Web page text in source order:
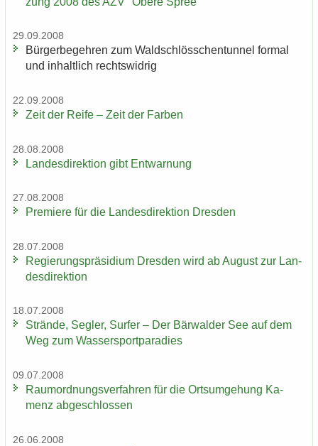
29.09.2008
Bür­ger­be­geh­ren zum Wald­schlöss­chen­tun­nel for­mal
und in­halt­lich rechts­wid­rig
22.09.2008
Zeit der Reife – Zeit der Far­ben
28.08.2008
Lan­des­di­rek­ti­on gibt Ent­war­nung
27.08.2008
Pre­mie­re für die Lan­des­di­rek­ti­on Dres­den
28.07.2008
Re­gie­rungs­prä­si­di­um Dres­den wird ab Au­gust zur Lan­
des­di­rek­ti­on
18.07.2008
Strän­de, Seg­ler, Sur­fer – Der Bär­wal­der See auf dem
Weg zum Was­ser­sport­pa­ra­dies
09.07.2008
Raum­ord­nungs­ver­fah­ren für die Orts­um­ge­hung Ka­
menz ab­ge­schlos­sen
26.06.2008